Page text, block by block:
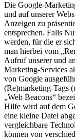
Die Google-
und auf unserer
Anzeigen zu
entsprechen. Falls
werden, für die er
man hierbei vom
Aufruf unserer und
Marketing-Services
von Google
(Re)marketing-Tags
„Web Beacons“
Hilfe wird auf dem
eine kleine Datei
vergleichbare
können von